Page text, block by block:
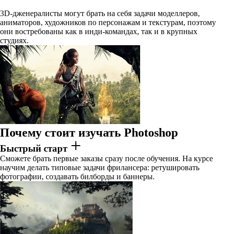
3D-дженералисты могут брать на себя задачи моделлеров,
аниматоров, художников по персонажам и текстурам, поэтому
они востребованы как в инди-командах, так и в крупных
студиях.
Почему стоит изучать Photoshop
Быстрый старт
Сможете брать первые заказы сразу после обучения. На курсе
научим делать типовые задачи фрилансера: ретушировать
фотографии, создавать билборды и баннеры.